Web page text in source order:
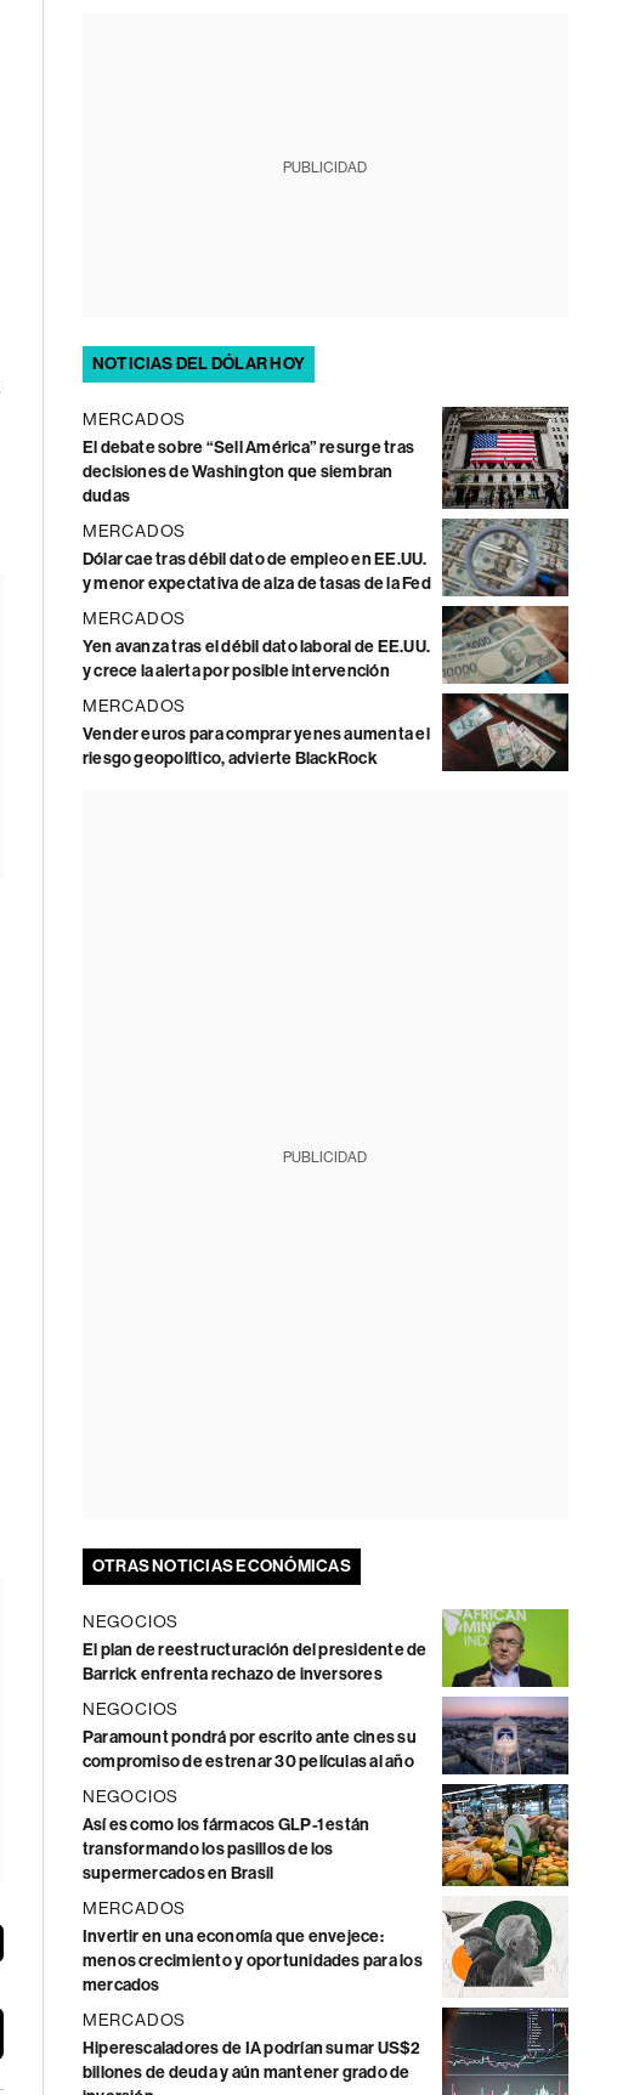
PUBLICIDAD
NOTICIAS DEL DÓLAR HOY
MERCADOS
El debate sobre “Sell América” resurge tras
decisiones de Washington que siembran
dudas
MERCADOS
Dólar cae tras débil dato de empleo en EE.UU.
y menor expectativa de alza de tasas de la Fed
MERCADOS
Yen avanza tras el débil dato laboral de EE.UU.
y crece la alerta por posible intervención
MERCADOS
Vender euros para comprar yenes aumenta el
riesgo geopolítico, advierte BlackRock
PUBLICIDAD
OTRAS NOTICIAS ECONÓMICAS
NEGOCIOS
El plan de reestructuración del presidente de
Barrick enfrenta rechazo de inversores
NEGOCIOS
Paramount pondrá por escrito ante cines su
compromiso de estrenar 30 películas al año
NEGOCIOS
Así es como los fármacos GLP-1 están
transformando los pasillos de los
supermercados en Brasil
MERCADOS
Invertir en una economía que envejece:
menos crecimiento y oportunidades para los
mercados
MERCADOS
Hiperescaladores de IA podrían sumar US$2
billones de deuda y aún mantener grado de